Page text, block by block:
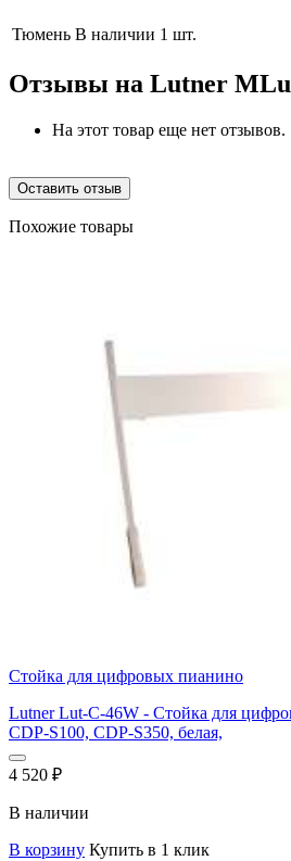
Тюмень В наличии 1 шт.
Отзывы на Lutner
На этот товар еще нет отзывов.
Оставить отзыв
Похожие товары
Стойка для цифровых пианино
Lutner Lut-C-46W - Стойка для
CDP-S100, CDP-S350, белая,
4 520 ₽
В наличии
В корзину Купить в 1 клик